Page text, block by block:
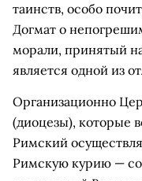
таинств, особо
Догмат о
морали, принятый
является одной из
Организационно
(диоцезы), которые
Римский
Римскую курию —